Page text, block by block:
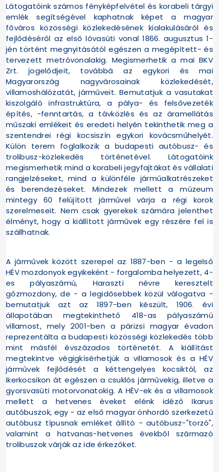
Látogatóink számos fényképfelvétel és korabeli tárgyi
emlék segítségével kaphatnak képet a magyar
főváros közösségi közlekedésének kialakulásáról és
fejlődéséről az első lóvasúti vonal 1866. augusztus 1-
jén történt megnyitásától egészen a megépített- és
tervezett metróvonalakig. Megismerhetik a mai BKV
Zrt. jogelődjeit, továbbá az egykori és mai
Magyarország nagyvárosainak közlekedését,
villamoshálózatát, járműveit. Bemutatjuk a vasutakat
kiszolgáló infrastruktúra, a pálya- és felsővezeték
építés, -fenntartás, a távközlés és az áramellátás
műszaki emlékeit és eredeti helyén tekinthetik meg a
szentendrei régi kocsiszín egykori kovácsműhelyét.
Külön terem foglalkozik a budapesti autóbusz- és
trolibusz-közlekedés történetével. Látogatóink
megismerhetik mind a korabeli jegyfajtákat és vállalati
rangjelzéseket, mind a különféle járműalkatrészeket
és berendezéseket. Mindezek mellett a múzeum
mintegy 60 felújított járművel várja a régi korok
szerelmeseit. Nem csak gyerekek számára jelenthet
élményt, hogy a kiállított járművek egy részére fel is
szállhatnak.
A járművek között szerepel az 1887-ben - a legelső
HÉV mozdonyok egyikeként - forgalomba helyezett, 4-
es pályaszámú, Haraszti névre keresztelt
gőzmozdony, de - a legidősebbek közül válogatva -
bemutatjuk azt az 1897-ben készült, 1906. évi
állapotában megtekinthető 418-as pályaszámú
villamost, mely 2001-ben a párizsi magyar évadon
reprezentálta a budapesti közösségi közlekedés több
mint másfél évszázados történetét. A kiállítást
megtekintve végigkísérhetjük a villamosok és a HÉV
járművek fejlődését a kéttengelyes kocsiktól, az
ikerkocsikon át egészen a csuklós járművekig, illetve a
gyorsvasúti motorvonatokig. A HÉV-ek és a villamosok
mellett a hetvenes éveket elénk idéző Ikarus
autóbuszok, egy - az első magyar önhordó szerkezetű
autóbusz típusnak emléket állító - autóbusz-"torzó",
valamint a hatvanas-hetvenes évekből származó
trolibuszok várják az ide érkezőket.